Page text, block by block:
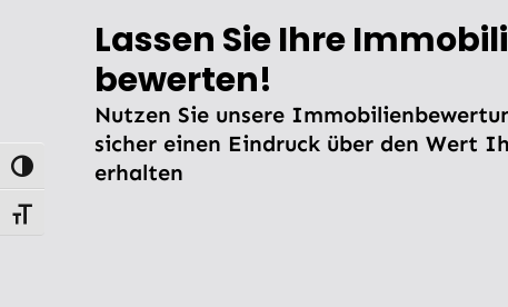
Umschalten auf hohe Kontraste
Schrift vergrößern
Lassen Sie Ihre
bewerten!
Nutzen Sie unsere
sicher einen Eindruck über den Wert
erhalten